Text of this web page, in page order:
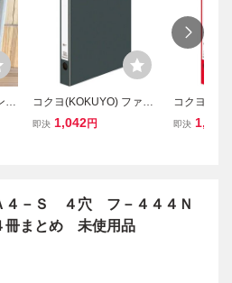
グ
コクヨ(KOKUYO) ファイ
ル リングファイル ER A4
即決 1,042円
コクヨ
ル リング
即決 1,042
－Ｓ ４穴 フ－４４４Ｎ
まとめ 未使用品